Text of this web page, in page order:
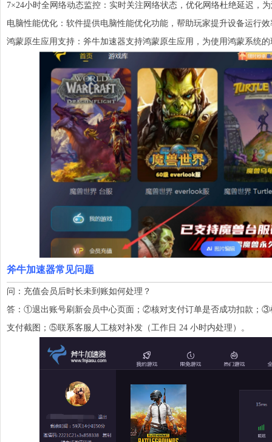
7×24小时全网络动态监控：实时关注网络状态，优化网络杜绝延迟，
电脑性能优化：软件提供电脑性能优化功能，帮助玩家提升设备运行
鸿蒙原生应用支持：斧牛加速器支持鸿蒙原生应用，为使用鸿蒙系统
斧牛加速器常见问题
问：充值会员后时长未到账如何处理？
答：①退出账号刷新会员中心页面；②核对支付订单是否成功扣款；
支付截图；⑤联系客服人工核对补发（工作日 24 小时内处理）。